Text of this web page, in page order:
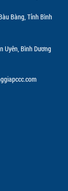
Bàng, Tỉnh Bình
Uyên, Bình Dương